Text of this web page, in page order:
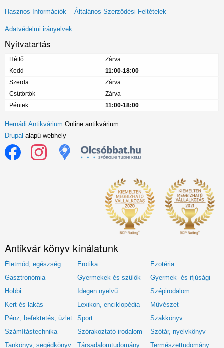
Lábléc
menü
Hasznos Információk Általános Szerződési Feltételek
Adatvédelmi irányelvek
Nyitvatartás
Hétfő
Zárva
Kedd
11:00-18:00
Szerda
Zárva
Csütörtök
Zárva
Péntek
11:00-18:00
Hernádi Antikvárium Online antikvárium
Drupal alapú webhely
Antikvár könyv kínálatunk
Életmód, egészség Erotika
Ezotéria
Gasztronómia
Gyermekek és szülők
Gyermek- és ifjúsági
Hobbi
Idegen nyelvű
Szépirodalom
Kert és lakás
Lexikon, enciklopédia
Művészet
Pénz, befektetés, üzlet
Sport
Szakkönyv
Számítástechnika
Szórakoztató irodalom
Szótár, nyelvkönyv
Tankönyv, segédkönyv
Társadalomtudomány Természettudomány